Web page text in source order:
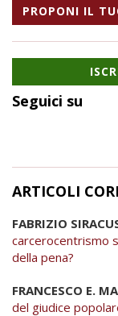
PROPONI IL
Seguici su
ARTICOLI
FABRIZIO
carcerocentrismo
della pena?
FRANCESCO E.
del giudice